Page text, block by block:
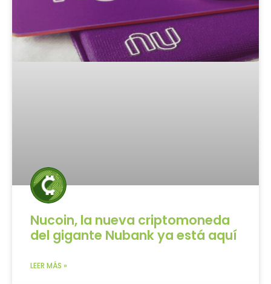
Nucoin, la nueva criptomoneda
del gigante Nubank ya está aquí
LEER MÁS »